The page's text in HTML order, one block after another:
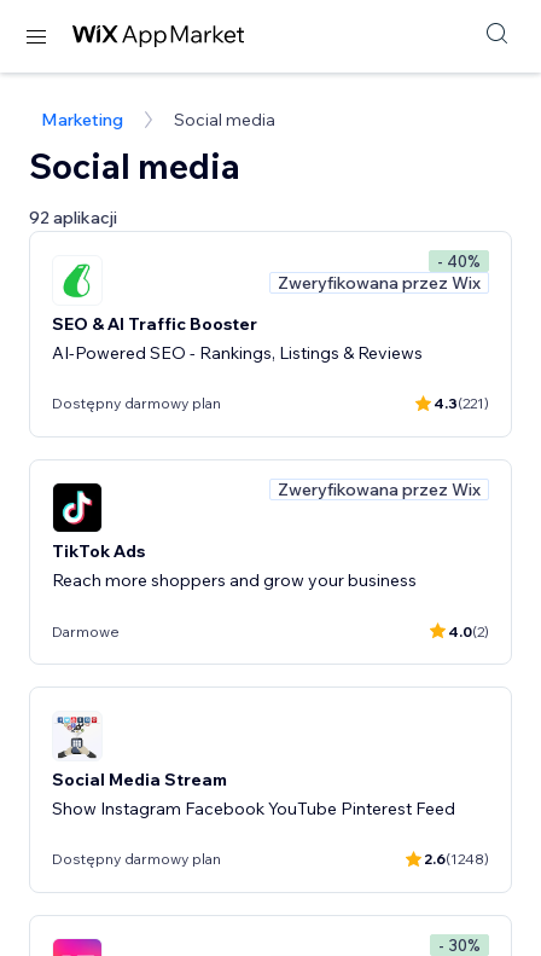
Marketing Social media
Social media
92 aplikacji
- 40%
Zweryfikowana przez Wix
SEO & AI Traffic Booster
AI-Powered SEO - Rankings, Listings & Reviews
Dostępny darmowy plan 4.3(221)
Zweryfikowana przez Wix
TikTok Ads
Reach more shoppers and grow your business
Darmowe 4.0(2)
Social Media Stream
Show Instagram Facebook YouTube Pinterest Feed
Dostępny darmowy plan 2.6(1248)
- 30%